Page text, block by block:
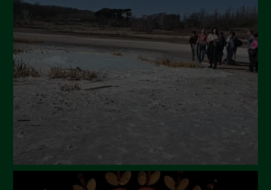
Settembre 2024
Luglio 2024
Maggio 2024
Aprile 2024
Marzo 2024
Febbraio 2024